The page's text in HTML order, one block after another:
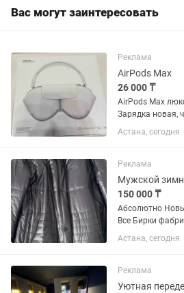
Вас могут заинтересовать
Реклама
AirPods Max
26 000 ₸
AirPods Max
Зарядка новая,
Использовались
Астана, сегодня
Реклама
Мужской
150 000 ₸
Абсолютно
Все Бирки
Премиальный
бренд Корея …
Материал
Астана, сегодня
Реклама